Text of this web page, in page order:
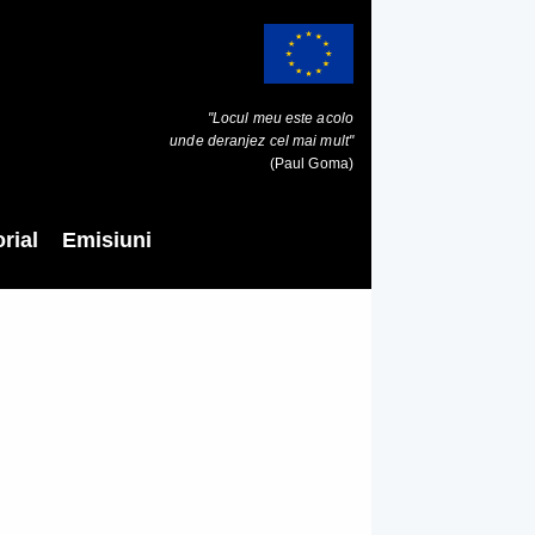
"Locul meu este acolo
unde deranjez cel mai mult"
(Paul Goma)
Emisiuni